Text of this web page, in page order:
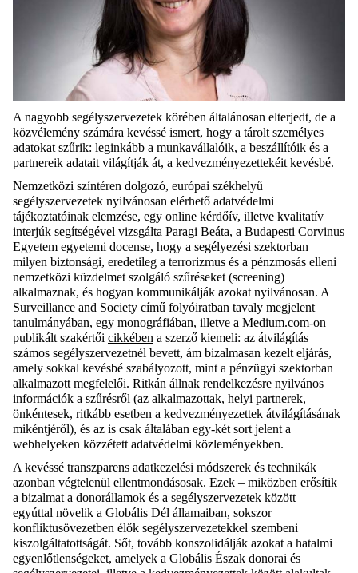
A nagyobb segélyszervezetek körében általánosan elterjedt, de a
közvélemény számára kevéssé ismert, hogy a tárolt személyes
adatokat szűrik: leginkább a munkavállalóik, a beszállítóik és a
partnereik adatait világítják át, a kedvezményezettekéit kevésbé.
Nemzetközi színtéren dolgozó, európai székhelyű
segélyszervezetek nyilvánosan elérhető adatvédelmi
tájékoztatóinak elemzése, egy online kérdőív, illetve kvalitatív
interjúk segítségével vizsgálta Paragi Beáta, a Budapesti Corvinus
Egyetem egyetemi docense, hogy a segélyezési szektorban
milyen biztonsági, eredetileg a terrorizmus és a pénzmosás elleni
nemzetközi küzdelmet szolgáló szűréseket (screening)
alkalmaznak, és hogyan kommunikálják azokat nyilvánosan. A
Surveillance and Society című folyóiratban tavaly megjelent
tanulmányában, egy monográfiában, illetve a Medium.com-on
publikált szakértői cikkében a szerző kiemeli: az átvilágítás
számos segélyszervezetnél bevett, ám bizalmasan kezelt eljárás,
amely sokkal kevésbé szabályozott, mint a pénzügyi szektorban
alkalmazott megfelelői. Ritkán állnak rendelkezésre nyilvános
információk a szűrésről (az alkalmazottak, helyi partnerek,
önkéntesek, ritkább esetben a kedvezményezettek átvilágításának
mikéntjéről), és az is csak általában egy-két sort jelent a
webhelyeken közzétett adatvédelmi közleményekben.
A kevéssé transzparens adatkezelési módszerek és technikák
azonban végtelenül ellentmondásosak. Ezek – miközben erősítik
a bizalmat a donorállamok és a segélyszervezetek között –
egyúttal növelik a Globális Dél államaiban, sokszor
konfliktusövezetben élők segélyszervezetekkel szembeni
kiszolgáltatottságát. Sőt, tovább konszolidálják azokat a hatalmi
egyenlőtlenségeket, amelyek a Globális Észak donorai és